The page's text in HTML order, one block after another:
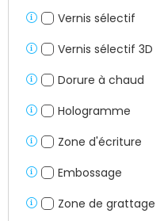
Vernis sélectif
Vernis sélectif 3D
Dorure à chaud
Hologramme
Zone d'écriture
Embossage
Zone de grattage